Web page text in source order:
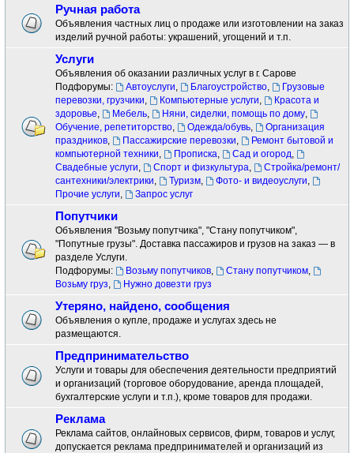
Ручная работа
Объявления частных лиц о продаже или изготовлении на заказ
изделий ручной работы: украшений, угощений и т.п.
Услуги
Объявления об оказании различных услуг в г. Сарове
Подфорумы:
Автоуслуги, Благоустройство,
Грузовые
перевозки, грузчики, Компьютерные услуги,
Красота и
здоровье, Мебель, Няни, сиделки, помощь по дому,
Обучение, репетиторство, Одежда/обувь,
Организация
праздников, Пассажирские перевозки,
Ремонт бытовой и
компьютерной техники, Прописка, Сад и огород,
Свадебные услуги, Спорт и физкультура,
Стройка/ремонт/
сантехники/электрики, Туризм, Фото- и видеоуслуги,
Прочие услуги, Запрос услуг
Попутчики
Объявления "Возьму попутчика", "Стану попутчиком",
"Попутные грузы". Доставка пассажиров и грузов на заказ — в
разделе Услуги.
Подфорумы:
Возьму попутчиков, Стану попутчиком,
Возьму груз, Нужно довезти груз
Утеряно, найдено, сообщения
Объявления о купле, продаже и услугах здесь не
размещаются.
Предпринимательство
Услуги и товары для обеспечения деятельности предприятий
и организаций (торговое оборудование, аренда площадей,
бухгалтерские услуги и т.п.), кроме товаров для продажи.
Реклама
Реклама сайтов, онлайновых сервисов, фирм, товаров и услуг,
допускается реклама предпринимателей и организаций из